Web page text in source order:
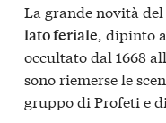
La grande novità
lato feriale, dipinto
occultato dal 1668
sono riemerse le
gruppo di Profeti e